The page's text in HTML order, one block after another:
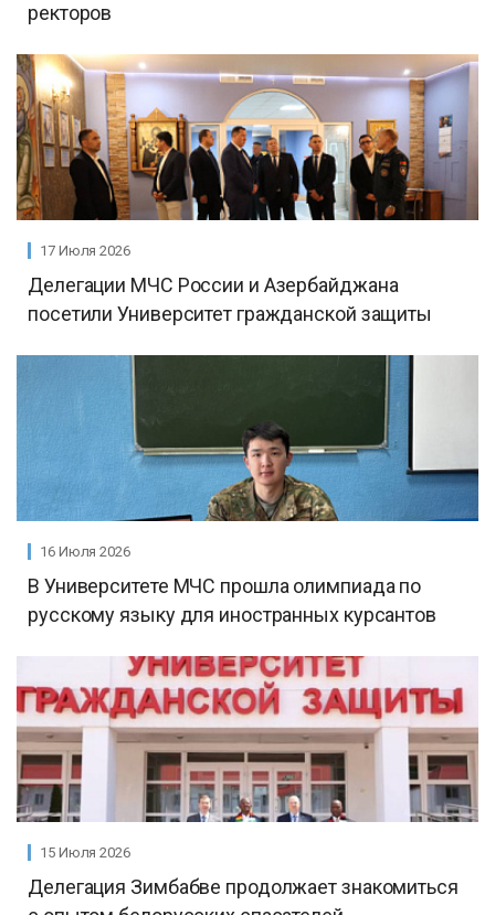
ректоров
17 Июля 2026
Делегации МЧС России и Азербайджана
посетили Университет гражданской защиты
16 Июля 2026
В Университете МЧС прошла олимпиада по
русскому языку для иностранных курсантов
15 Июля 2026
Делегация Зимбабве продолжает знакомиться